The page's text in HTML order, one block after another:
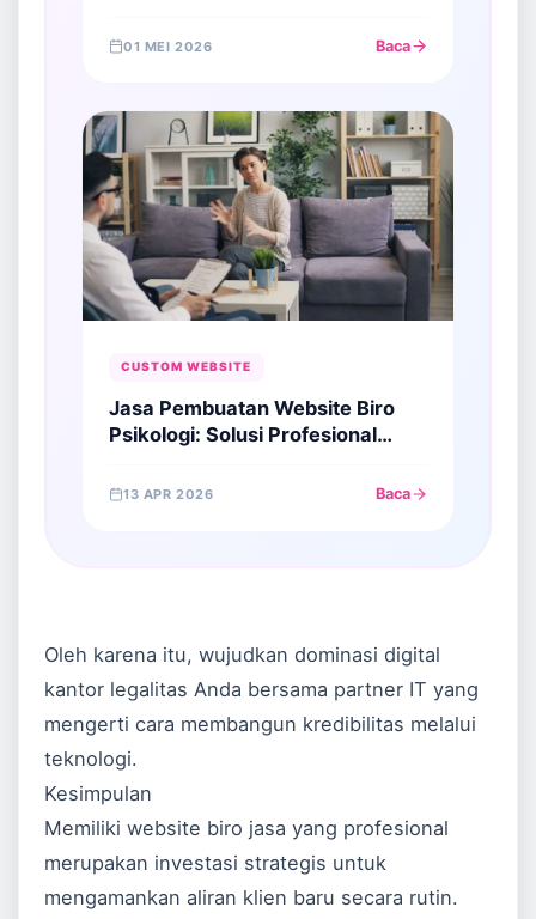
Kepercayaan Teknis Global
01 MEI 2026 Baca
CUSTOM WEBSITE
Jasa Pembuatan Website Biro
Psikologi: Solusi Profesional
13 APR 2026 Baca
Oleh karena itu, wujudkan dominasi digital
kantor legalitas Anda bersama partner IT yang
mengerti cara membangun kredibilitas melalui
teknologi.
Kesimpulan
Memiliki website biro jasa yang profesional
merupakan investasi strategis untuk
mengamankan aliran klien baru secara rutin.